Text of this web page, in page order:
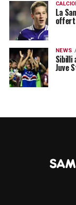
La
NEWS
Sibilli
Juve